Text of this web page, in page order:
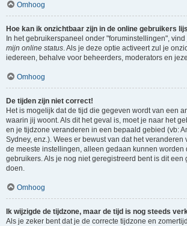
Omhoog
Hoe kan ik onzichtbaar zijn in de online gebruikers
In het gebruikerspaneel onder "foruminstellingen", vind
mijn online status. Als je deze optie activeert zul je
iedereen, behalve voor beheerders, moderators en
Omhoog
De tijden zijn niet correct!
Het is mogelijk dat de tijd die gegeven wordt van een
waarin jij woont. Als dit het geval is, moet je naar het
en je tijdzone veranderen in een bepaald gebied (vb:
Sydney, enz.). Wees er bewust van dat het veranderen
de meeste instellingen, alleen gedaan kunnen worden
gebruikers. Als je nog niet geregistreerd bent is dit een
doen.
Omhoog
Ik wijzigde de tijdzone, maar de tijd is nog steeds
Als je zeker bent dat je de correcte tijdzone en